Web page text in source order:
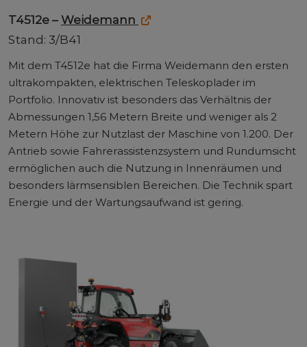
T4512e – Weidemann
Stand: 3/B41
Mit dem T4512e hat die Firma Weidemann den ersten
ultrakompakten, elektrischen Teleskoplader im
Portfolio. Innovativ ist besonders das Verhältnis der
Abmessungen 1,56 Metern Breite und weniger als 2
Metern Höhe zur Nutzlast der Maschine von 1.200. Der
Antrieb sowie Fahrerassistenzsystem und Rundumsicht
ermöglichen auch die Nutzung in Innenräumen und
besonders lärmsensiblen Bereichen. Die Technik spart
Energie und der Wartungsaufwand ist gering.